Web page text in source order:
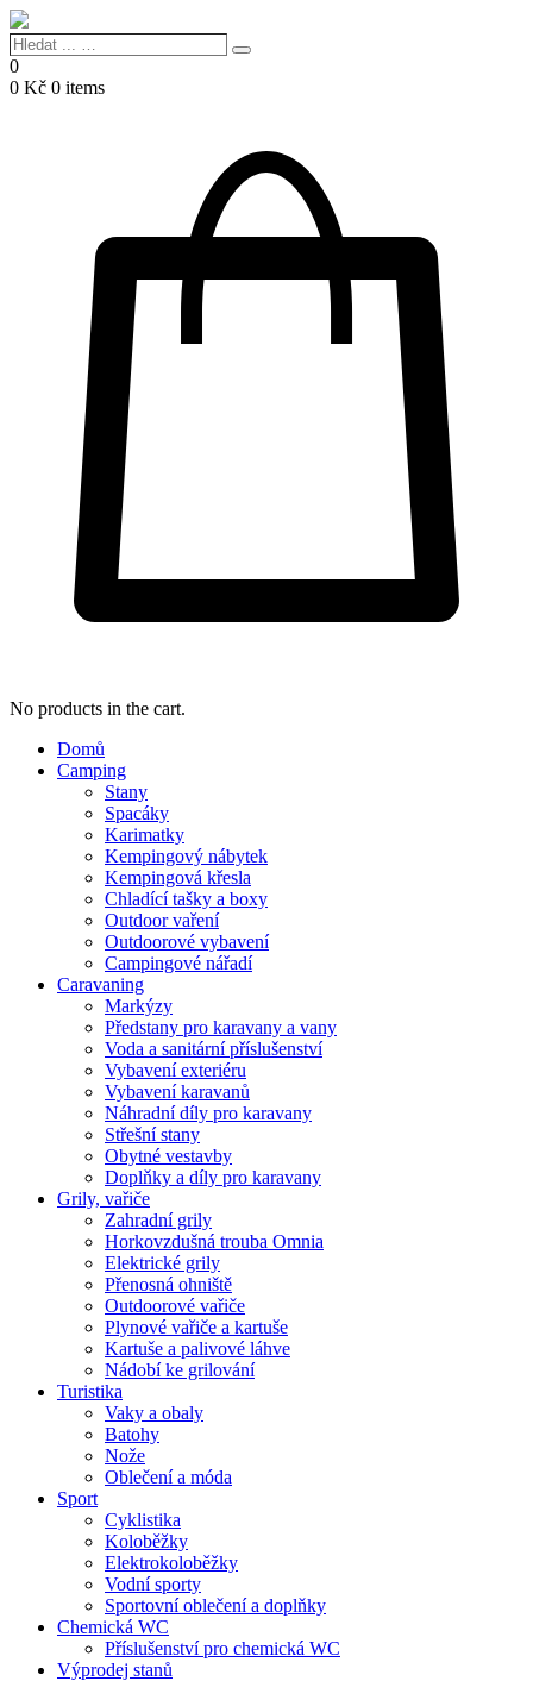
Hledat
...
…
Search
0
0 Kč 0 items
No products in the cart.
Domů
Camping
Stany
Spacáky
Karimatky
Kempingový nábytek
Kempingová křesla
Chladící tašky a boxy
Outdoor vaření
Outdoorové vybavení
Campingové nářadí
Caravaning
Markýzy
Předstany pro karavany a vany
Voda a sanitární příslušenství
Vybavení exteriéru
Vybavení karavanů
Náhradní díly pro karavany
Střešní stany
Obytné vestavby
Doplňky a díly pro karavany
Grily, vařiče
Zahradní grily
Horkovzdušná trouba Omnia
Elektrické grily
Přenosná ohniště
Outdoorové vařiče
Plynové vařiče a kartuše
Kartuše a palivové láhve
Nádobí ke grilování
Turistika
Vaky a obaly
Batohy
Nože
Oblečení a móda
Sport
Cyklistika
Koloběžky
Elektrokoloběžky
Vodní sporty
Sportovní oblečení a doplňky
Chemická WC
Příslušenství pro chemická WC
Výprodej stanů